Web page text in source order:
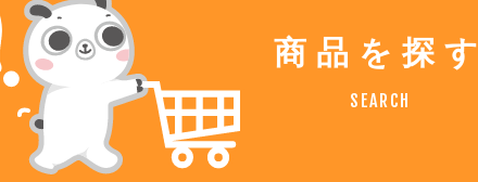
住まい・暮らし
美容・健康 地域・観光
イベント・季節
ご利用ガイド トップ
取り扱い商品一覧
既製デザイン商品注文方法
初めての方へ トップ
商品について
お客様の声
商品を探す
SEARCH